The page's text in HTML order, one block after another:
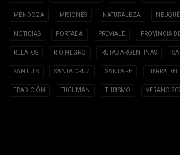
MENDOZA MISIONES NATURALEZA
NOTICIAS PORTADA PREVIAJE PROVINCIA
RELATOS RIO NEGRO RUTAS ARGENTINAS
SAN LUIS SANTA CRUZ SANTA FE TIERRA
TRADICIÓN TUCUMÁN TURISMO VERANO